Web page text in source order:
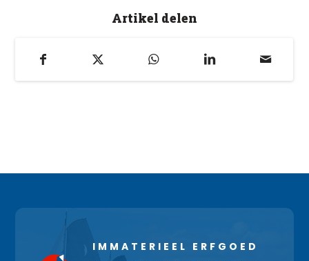
Artikel delen
IMMATERIEEL ERFGOED